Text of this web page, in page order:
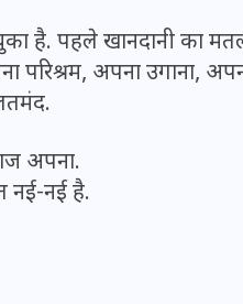
है. पहले खानदानी का
परिश्रम, अपना उगाना,
अपना.
नई-नई है.